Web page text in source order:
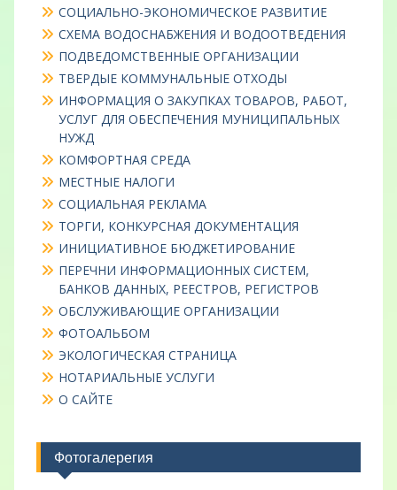
СОЦИАЛЬНО-ЭКОНОМИЧЕСКОЕ РАЗВИТИЕ
СХЕМА ВОДОСНАБЖЕНИЯ И ВОДООТВЕДЕНИЯ
ПОДВЕДОМСТВЕННЫЕ ОРГАНИЗАЦИИ
ТВЕРДЫЕ КОММУНАЛЬНЫЕ ОТХОДЫ
ИНФОРМАЦИЯ О ЗАКУПКАХ ТОВАРОВ, РАБОТ,
УСЛУГ ДЛЯ ОБЕСПЕЧЕНИЯ МУНИЦИПАЛЬНЫХ
НУЖД
КОМФОРТНАЯ СРЕДА
МЕСТНЫЕ НАЛОГИ
СОЦИАЛЬНАЯ РЕКЛАМА
ТОРГИ, КОНКУРСНАЯ ДОКУМЕНТАЦИЯ
ИНИЦИАТИВНОЕ БЮДЖЕТИРОВАНИЕ
ПЕРЕЧНИ ИНФОРМАЦИОННЫХ СИСТЕМ,
БАНКОВ ДАННЫХ, РЕЕСТРОВ, РЕГИСТРОВ
ОБСЛУЖИВАЮЩИЕ ОРГАНИЗАЦИИ
ФОТОАЛЬБОМ
ЭКОЛОГИЧЕСКАЯ СТРАНИЦА
НОТАРИАЛЬНЫЕ УСЛУГИ
О САЙТЕ
Фотогалерегия